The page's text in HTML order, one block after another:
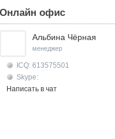
Онлайн офис
Альбина Чёрная
менеджер
ICQ: 613575501
Skype:
Написать в чат